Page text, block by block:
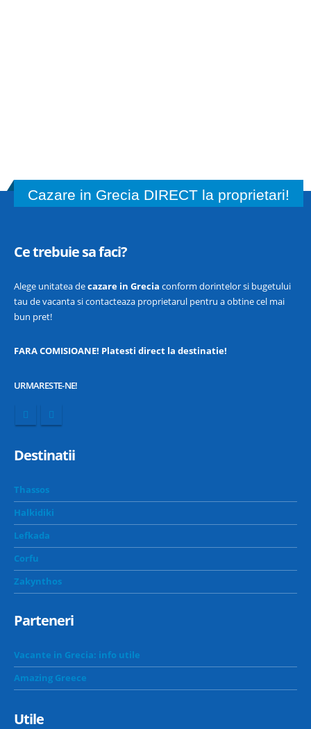
Cazare in Grecia DIRECT la proprietari!
Ce trebuie sa faci?
Alege unitatea decazare in Grecia conform dorintelor si bugetului
tau de vacanta si contacteaza proprietarul pentru a obtine cel mai
bun pret!
FARA COMISIOANE! Platesti direct la destinatie!
URMARESTE-NE!
Destinatii
Thassos
Halkidiki
Lefkada
Corfu
Zakynthos
Parteneri
Vacante in Grecia: info utile
Amazing Greece
Utile